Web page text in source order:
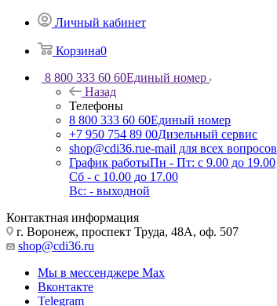
Личный кабинет
Корзина0
8 800 333 60 60Единый номер
Назад
Телефоны
8 800 333 60 60Единый номер
+7 950 754 89 00Дизельный сервис
shop@cdi36.rue-mail для всех вопросов
График работыПн - Пт: с 9.00 до 19.00
Сб - с 10.00 до 17.00
Вс: - выходной
Контактная информация
г. Воронеж, проспект Труда, 48А, оф. 507
shop@cdi36.ru
Мы в мессенджере Max
Вконтакте
Telegram